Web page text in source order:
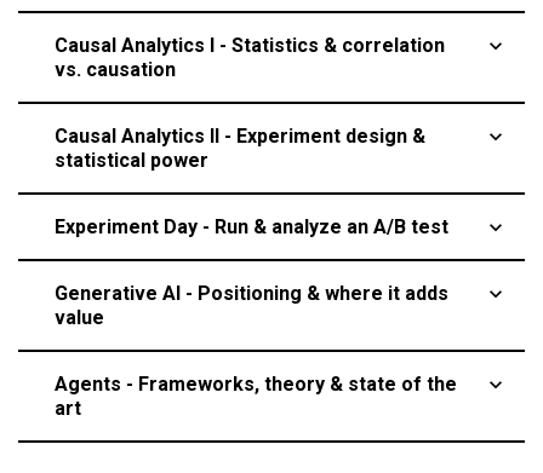
keyboard_arrow_up
Causal Analytics I - Statistics & correlation
vs. causation
keyboard_arrow_up
Causal Analytics II - Experiment design &
statistical power
keyboard_arrow_up
Experiment Day - Run & analyze an A/B test
keyboard_arrow_up
Generative AI - Positioning & where it adds
value
keyboard_arrow_up
Agents - Frameworks, theory & state of the
art